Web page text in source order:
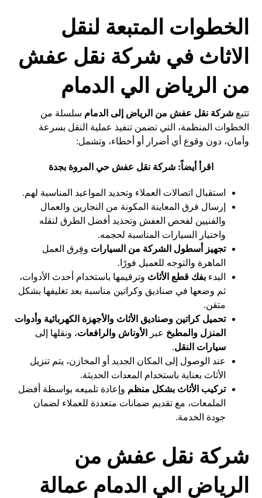
الخطوات المتبعة لنقل
الاثاث في شركة نقل عفش
من الرياض الي الدمام
تتبعشركة نقل عفش من الرياض إلى الدمام سلسلة من
الخطوات المنظمة، التي تضمن تنفيذ عملية النقل بسرعة
وأمان، دون وقوع أي أضرار أو أخطاء، وتشمل:
اقرأ أيضاً: شركة نقل عفش حي المروة بجدة
استقبال اتصالات العملاء وتحديد المواعيد المناسبة لهم.
إرسال فرق المعاينة المكونة من النجارين والعمال
والفنيين لفحص العفش وتحديد أفضل الطرق لنقله
واختيار السيارات المناسبة لحجمه.
تجهيز أسطول الشركة من السيارات وفِرق العمل
الماهرة والتوجه للعميل فورًا.
البدءبفك قطع الأثاث وترقيمها باستخدام أحدث الأدوات،
ثم وضعها في صناديق وكراتين مناسبة بعد تغليفها بشكل
متقن.
تحميل كراتين وصناديق الأثاث والأجهزة الكهربائية وأدوات
المنزل والمطبخ عبر الأوناش والرافعات، ونقلها إلى
سيارات النقل.
عند الوصول إلى المكان الجديد أو المخازن، يتم تنزيل
الأثاث بعناية باستخدام المعدات الحديثة.
تركيب الأثاث بشكل منظم وإعادة تلميعه بواسطة أفضل
الملمعات، مع تقديم ضمانات متعددة للعملاء لضمان
جودة الخدمة.
شركة نقل عفش من
الرياض الي الدمام عمالة